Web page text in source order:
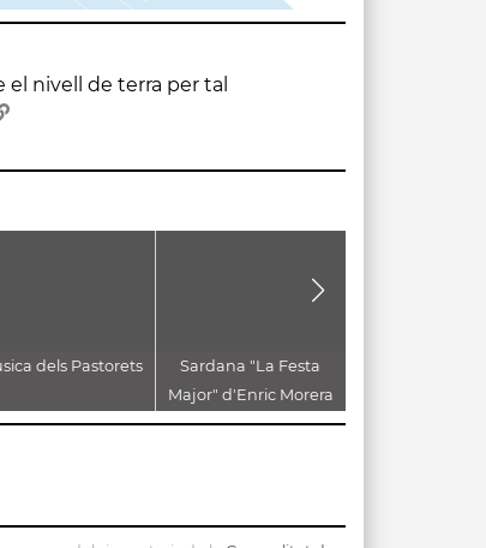
dels Pastorets
Sardana "La Festa
Major" d'Enric Morera